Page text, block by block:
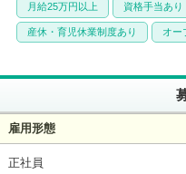
月給25万円以上 資格手当あり
産休・育児休業制度あり オー
雇用形態
正社員